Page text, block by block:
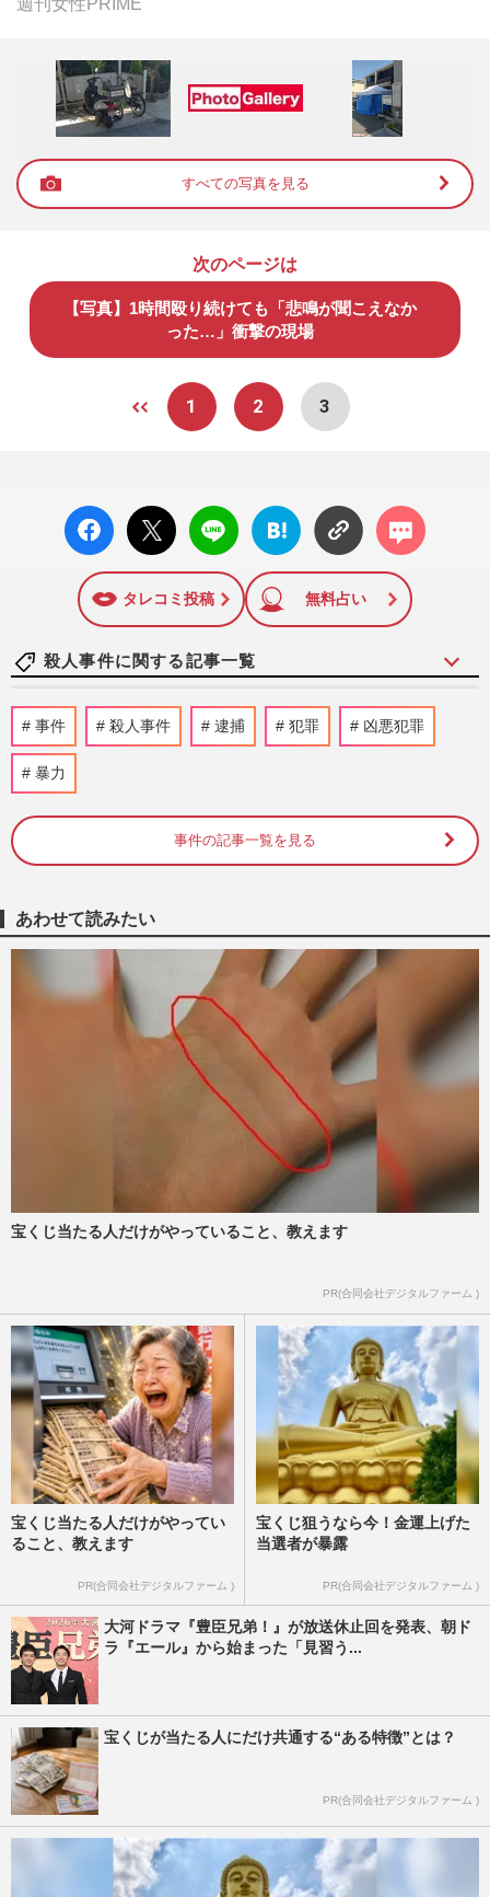
すべての写真を見る
次のページは
【写真】1時間殴り続けても「悲鳴が聞こえなか
った…」衝撃の現場
1 2 3
facebo
ok い
X ポス
ト
LINE
はてな
ブック
に追加
コメン
ト
タレコミ投稿 無料占い
殺人事件に関する記事一覧
《千葉県柏市の大便点滴殺人》「便注入、
死ぬか」検索で逮捕の看護師・古川美由紀
《群馬・伊勢崎》42歳・元エリート店長が
休職中に抱え込んだ「健康と将来」への悲
週刊女性2026年7月28日・8月4日号
《江別市・集団暴行死》川村葉音被告“懲
役30年”の判決に「甘すぎる」「遺族が報
われない」疑問噴出、惨す…
週刊女性PRIME 2026/6/26
【北海道旭川・女子高生殺害事件】内田梨
瑚被告に懲役27年判決を下した女性裁判長
に「星一つ」矛先を向ける…
2026/6/25
《茨城県水戸市》88歳の父を殺害した54歳
事件 殺人事件 逮捕 犯罪 凶悪犯罪
暴力
事件の記事一覧を見る
あわせて読みたい
宝くじ当たる人だけがやっていること、教えます
PR(合同会社デジタルファーム )
宝くじ当たる人だけがやってい
ること、教えます
PR(合同会社デジタルファーム )
宝くじ狙うなら今！金運上げた
当選者が暴露
PR(合同会社デジタルファーム )
大河ドラマ『豊臣兄弟！』が放送休止回を発表、朝ド
ラ『エール』から始まった「見習う...
宝くじが当たる人にだけ共通する“ある特徴”とは？
PR(合同会社デジタルファーム )